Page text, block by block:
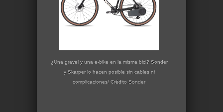
¿Una gravel y una e-bike en la misma bici? Sonder
y Skarper lo hacen posible sin cables ni
complicaciones/ Crédito Sonder